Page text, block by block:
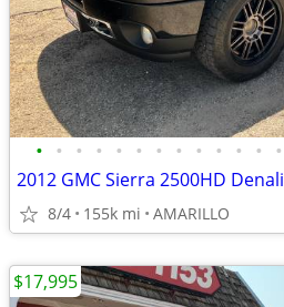
• • • • • • • • • • • • •
2012 GMC Sierra 2500HD Denali
8/4 155k mi AMARILLO
$17,995